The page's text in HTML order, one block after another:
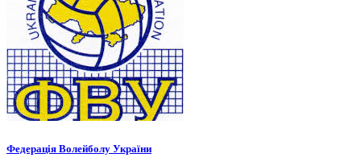
Федерація Волейболу України